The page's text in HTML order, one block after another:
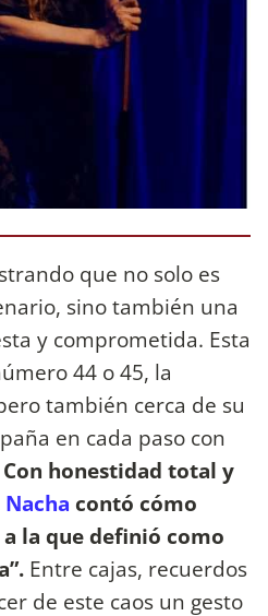
que no solo es
sino también una
y comprometida. Esta
44 o 45, la
también cerca de su
en cada paso con
Con honestidad total y
Nacha contó cómo
la que definió como
Entre cajas, recuerdos
de este caos un gesto